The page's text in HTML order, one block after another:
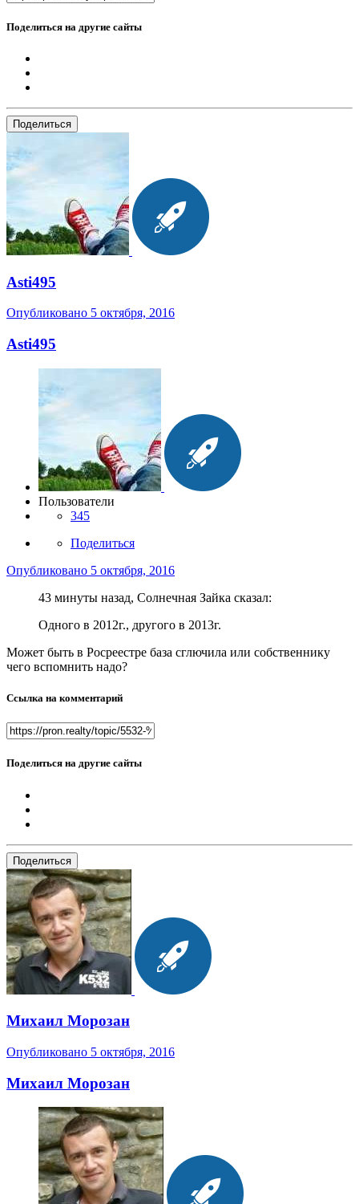
Поделиться на другие сайты
Поделиться
Asti495
Опубликовано 5 октября, 2016
Asti495
Пользователи
345
Поделиться
Опубликовано 5 октября, 2016
43 минуты назад, Солнечная Зайка сказал:
Одного в 2012г., другого в 2013г.
Может быть в Росреестре база сглючила или собственнику
чего вспомнить надо?
Ссылка на комментарий
Поделиться на другие сайты
Поделиться
Михаил Морозан
Опубликовано 5 октября, 2016
Михаил Морозан